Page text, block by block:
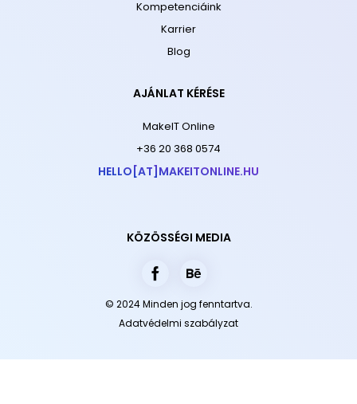
Kompetenciáink
Karrier
Blog
AJÁNLAT KÉRÉSE
MakeIT Online
+36 20 368 0574
HELLO[AT]MAKEITONLINE.HU
KÖZÖSSÉGI MEDIA
© 2024 Minden jog fenntartva.
Adatvédelmi szabályzat